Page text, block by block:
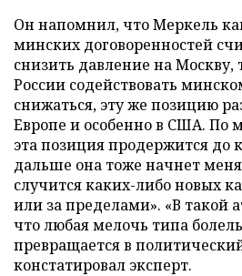
Он напомнил, что Меркель
минских договоренностей
снизить давление на Москву,
России содействовать
снижаться, эту же позицию
Европе и особенно в США. По
эта позиция продержится до
дальше она тоже начнет
случится каких-либо новых
или за пределами». «В такой
что любая мелочь типа
превращается в
констатировал эксперт.